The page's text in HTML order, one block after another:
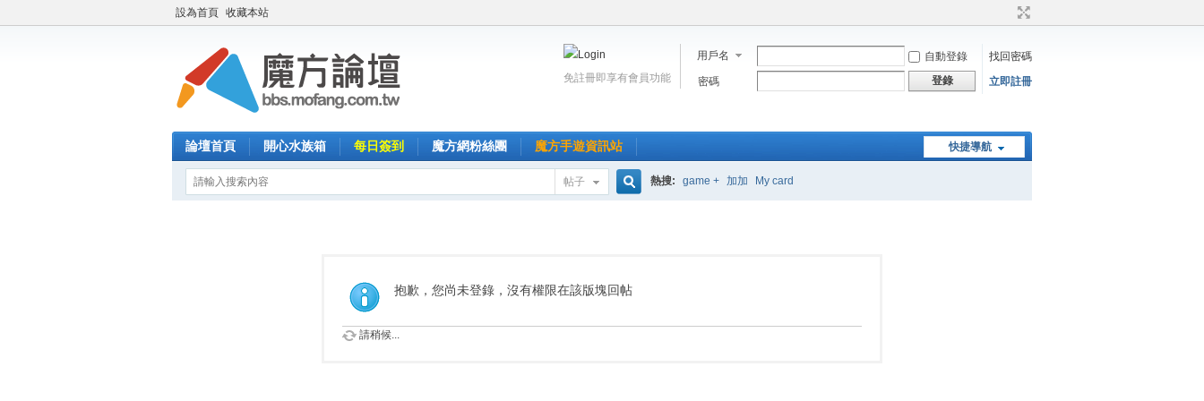
設為首頁 收藏本站
用戶名 自動登錄
找回密碼
密碼
登錄 立即註冊
免註冊即享有會員功能
快捷導航
論壇首頁 開心水族箱 每日簽到 魔方網粉絲團 魔方手遊資訊站
帖子
索
熱搜: game + 加加 My card
抱歉，您尚未登錄，沒有權限在該版塊回帖
請稍候...